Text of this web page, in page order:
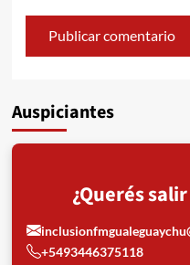
Auspiciantes
¿Querés
+5493446375118